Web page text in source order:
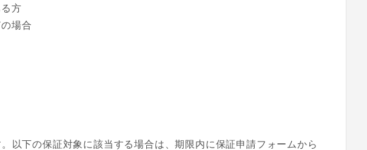
方
場合
以下の保証対象に該当する場合は、期限内に保証申請フォームから